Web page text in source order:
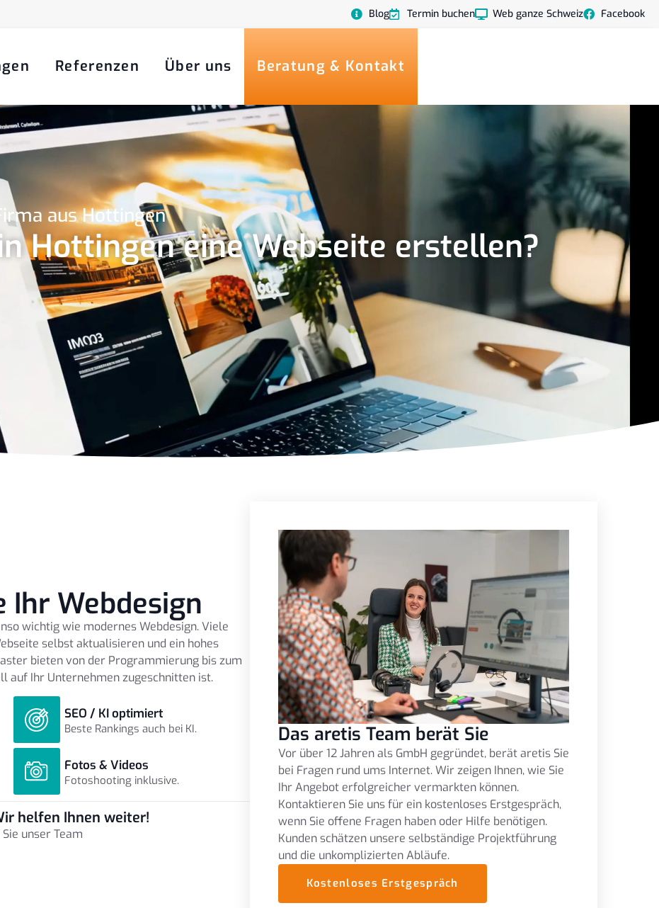
Blog Termin buchen Web ganze Schweiz Facebook
Referenzen Über uns Beratung & Kontakt
aus Hottingen
Hottingen eine Webseite erstellen?
Ihr Webdesign
wichtig wie modernes Webdesign. Viele
selbst aktualisieren und ein hohes
bieten von der Programmierung bis zum
auf Ihr Unternehmen zugeschnitten ist.
SEO / KI optimiert
Beste Rankings auch bei KI.
Fotos & Videos
Fotoshooting inklusive.
helfen Ihnen weiter!
unser Team
Das aretis Team berät Sie
Vor über 12 Jahren als GmbH gegründet, berät aretis Sie
bei Fragen rund ums Internet. Wir zeigen Ihnen, wie Sie
Ihr Angebot erfolgreicher vermarkten können.
Kontaktieren Sie uns für ein kostenloses Erstgespräch,
wenn Sie offene Fragen haben oder Hilfe benötigen.
Kunden schätzen unsere selbständige Projektführung
und die unkomplizierten Abläufe.
Kostenloses Erstgespräch